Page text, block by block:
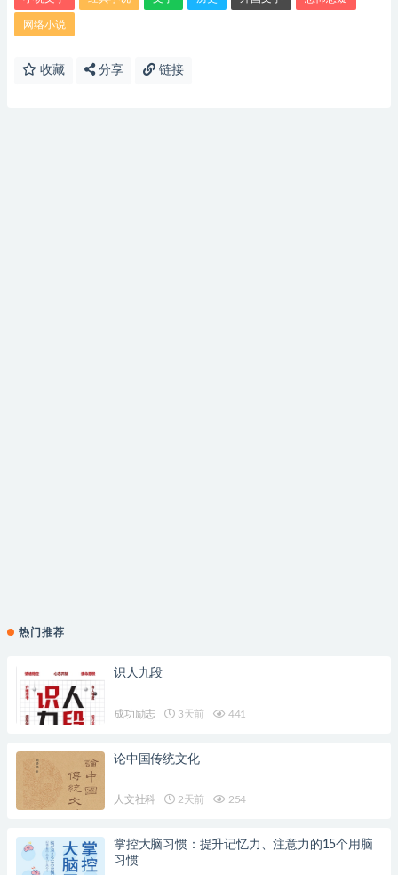
网络小说
收藏 分享 链接
热门推荐
识人九段
成功励志 3天前 441
论中国传统文化
人文社科 2天前 254
掌控大脑习惯：提升记忆力、注意力的15个用脑
习惯